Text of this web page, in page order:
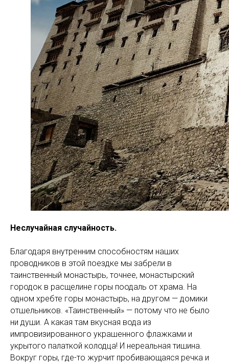
Неслучайная случайность.
Благодаря внутренним способностям наших
проводников в этой поездке мы забрели в
таинственный монастырь, точнее, монастырский
городок в расщелине горы поодаль от храма. На
одном хребте горы монастырь, на другом — домики
отшельников. «Таинственный» — потому что не было
ни души. А какая там вкусная вода из
импровизированного украшенного флажками и
укрытого палаткой колодца! И нереальная тишина.
Вокруг горы, где-то журчит пробивающаяся речка и